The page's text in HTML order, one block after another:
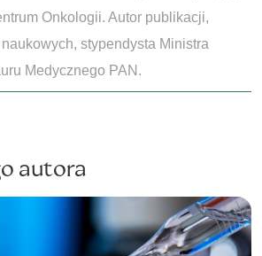
Onkologii. Autor publikacji,
stypendysta Ministra
Medycznego PAN.
autora